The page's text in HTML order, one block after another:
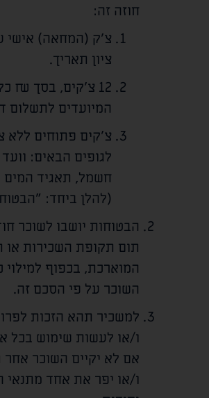
חוזה זה:
צ'ק (המחאה) אישי
ציון תאריך.
12 צ'קים, בסך
₪
המיועדים לתשלום
צ'קים פתוחים ללא
לגופים הבאים:
חשמל, תאגיד המים
(להלן ביחד:
הבטוחות יושבו לשוכר
תום תקופת השכירות או
המוארכת, בכפוף למילוי
השוכר על פי הסכם זה.
למשכיר תהא הזכות
ו/או לעשות שימוש בכל
אם לא יקיים השוכר
ו/או יפר את אחד